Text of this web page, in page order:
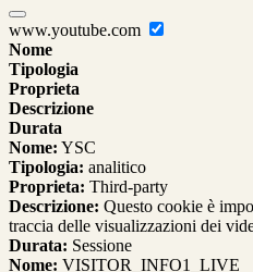
www.youtube.com
Nome
Tipologia
Proprieta
Descrizione
Durata
Nome: YSC
Tipologia: analitico
Proprieta: Third-party
Descrizione: Questo cookie è
traccia delle visualizzazioni dei
Durata: Sessione
Nome: VISITOR_INFO1_LIVE